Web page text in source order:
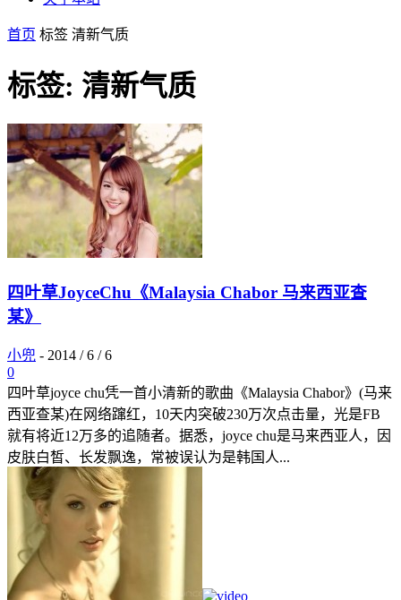
首页 标签 清新气质
标签: 清新气质
四叶草JoyceChu《Malaysia Chabor 马来西亚查
某》
小兜 - 2014 / 6 / 6
0
四叶草joyce chu凭一首小清新的歌曲《Malaysia Chabor》(马来
西亚查某)在网络蹿红，10天内突破230万次点击量，光是FB
就有将近12万多的追随者。据悉，joyce chu是马来西亚人，因
皮肤白皙、长发飘逸，常被误认为是韩国人...